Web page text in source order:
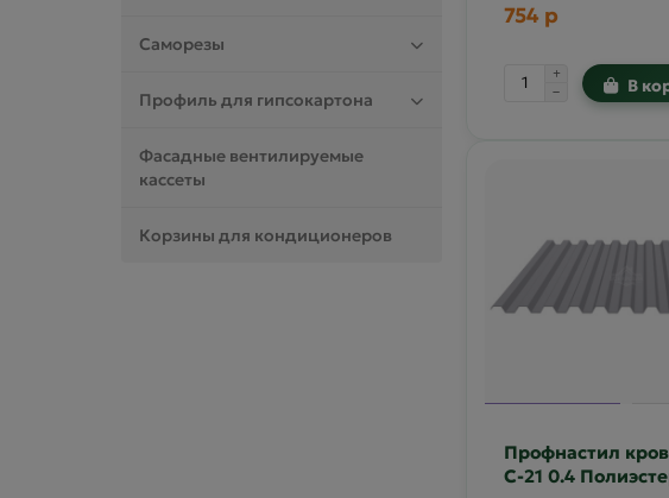
Саморезы
Профиль для гипсокартона
Фасадные вентилируемые
кассеты
Корзины для кондиционеров
754 р
В
Профнастил
С-21 0.4